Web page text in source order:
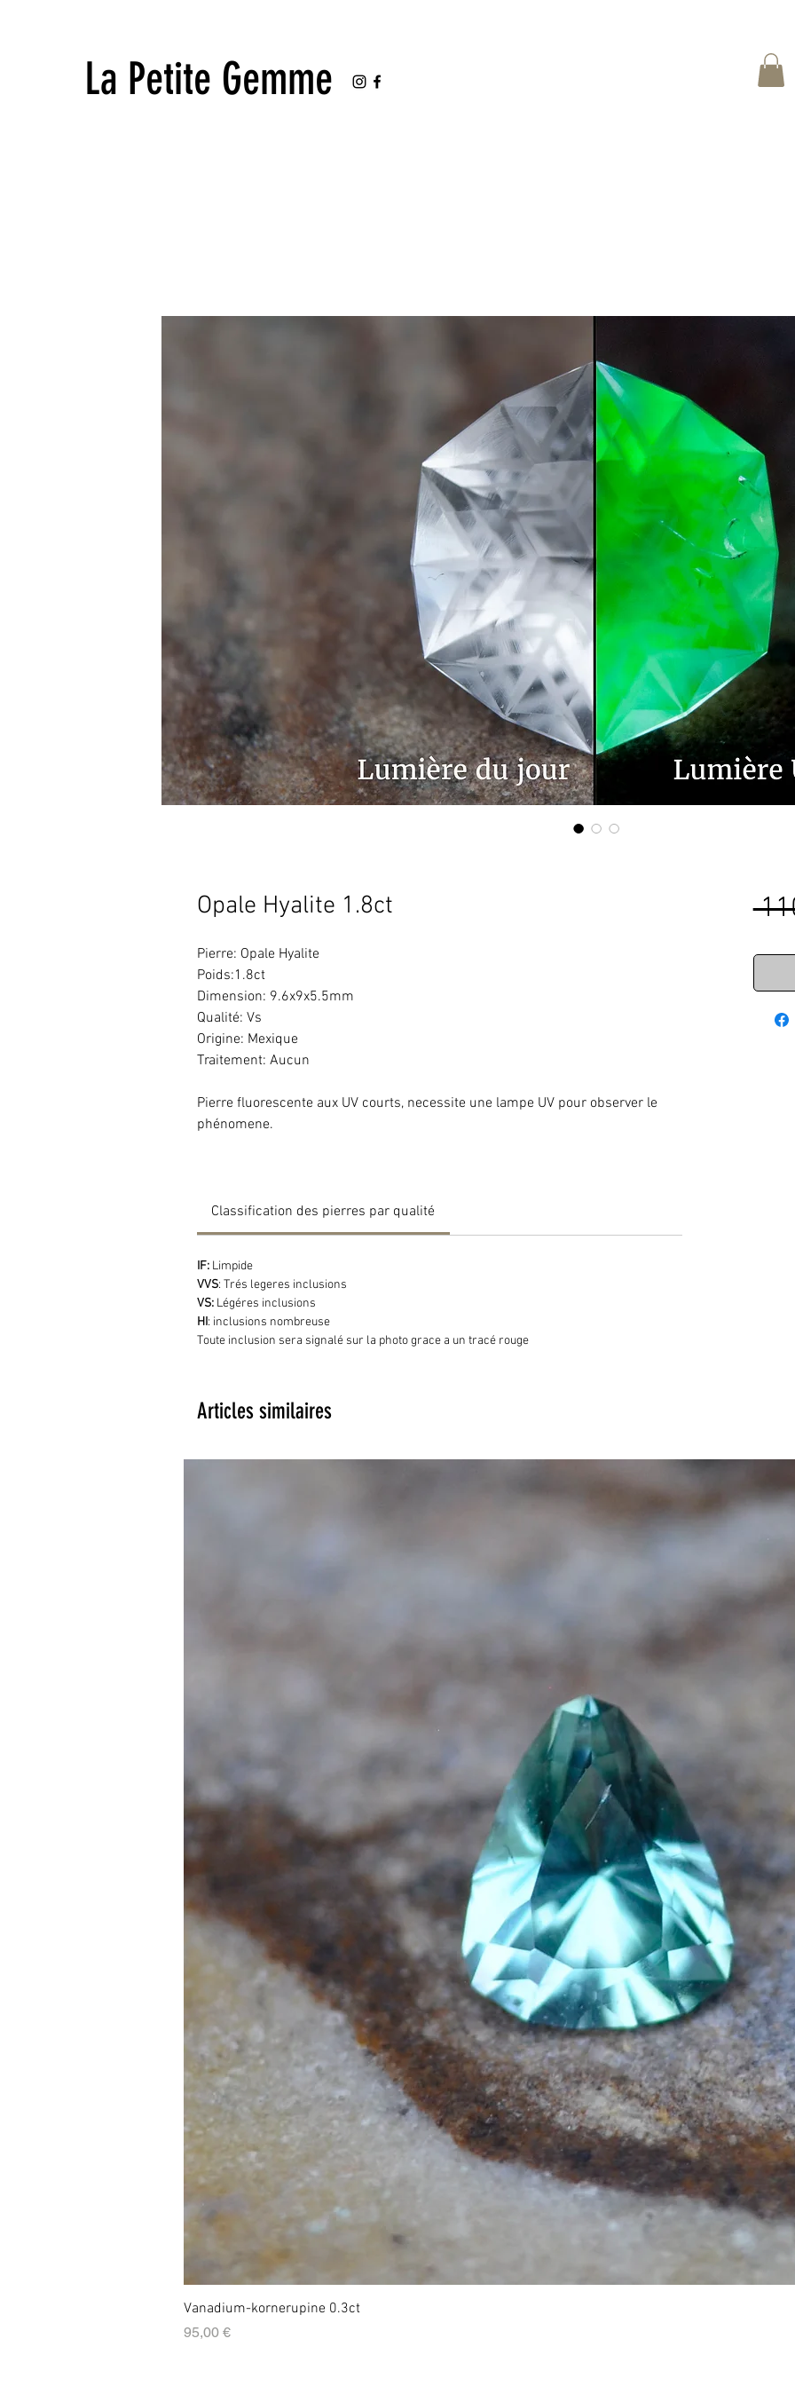
La Petite Gemme
La Petite Gemme
Opale Hyalite 1.8ct
Pierre: Opale Hyalite
Poids:1.8ct
Dimension: 9.6x9x5.5mm
Qualité: Vs
Origine: Mexique
Traitement: Aucun
Pierre fluorescente aux UV courts, necessite une lampe UV pour observer le
phénomene.
Classification des pierres par qualité
IF: Limpide
VVS: Trés legeres inclusions
VS: Légéres inclusions
HI: inclusions nombreuse
Toute inclusion sera signalé sur la photo grace a un tracé rouge
Articles similaires
Vanadium-kornerupine 0.3ct
Prix
95,00 €